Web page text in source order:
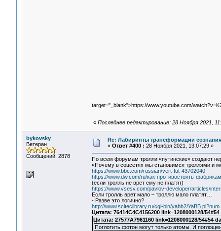
target="_blank">https://www.youtube.com/
« Последнее редактирование: 28 Ноября 2021,
bykovsky
Ветеран
Сообщений: 2878
Re: Лабиринты трансформации
« Ответ #400 : 28 Ноября 2021, 13:07:29 »
По всем форумам тролли «путинские» создают
«Почему в соцсетях мы становимся троллями и
https://www.bbc.com/russian/vert-fut-43702040
https://www.dw.com/ru/как-противостоять-
(если тролль не врет ему не платят)
https://www.vsesv.com/pavlov-developer/articles/
Если тролль врет мало – троллю мало платят…
- Разве это логично?
http://www.sciteclibrary.ru/cgi-bin/yabb2/
Цитата: 76414C4C4156200 link=1208000128/
Цитата: 27577A7961160 link=1208000128/54#54
Поглотить фотон могут только атомы. И